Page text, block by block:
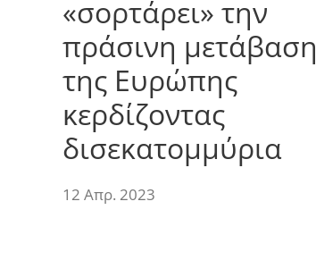
«σορτάρει» την
πράσινη μετάβαση
της Ευρώπης
κερδίζοντας
δισεκατομμύρια
12 Απρ. 2023